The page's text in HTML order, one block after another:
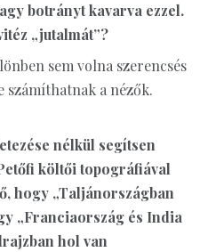
botrányt kavarva ezzel.
„jutalmát”?
sem volna szerencsés
a nézők.
nélkül segítsen
költői topográfiával
hogy „Taljánországban
„Franciaország és India
hol van